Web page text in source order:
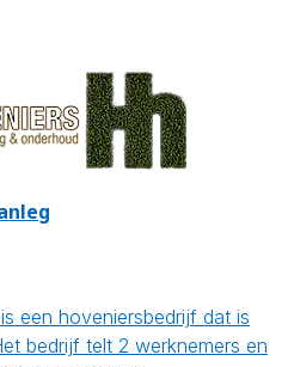
een hoveniersbedrijf dat is
bedrijf telt 2 werknemers en